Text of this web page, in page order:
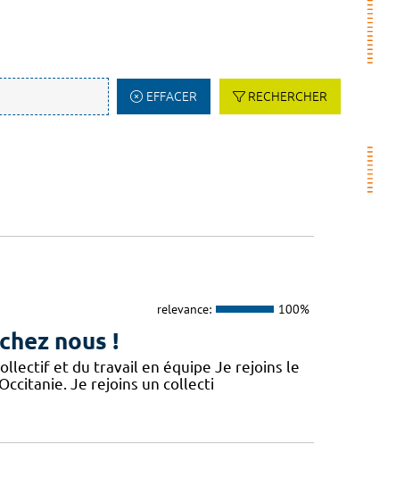
EFFACER RECHERCHER
relevance: 100%
nous !
et du travail en équipe Je rejoins le
Je rejoins un collecti